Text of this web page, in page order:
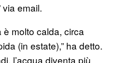
via email.
è molto calda, circa
(in estate),” ha detto.
l’acqua diventa più